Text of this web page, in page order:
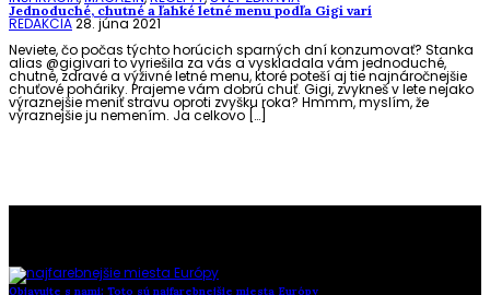
Jednoduché, chutné a ľahké letné menu podľa Gigi varí
REDAKCIA28. júna 2021
Neviete, čo počas týchto horúcich sparných dní konzumovať? Stanka
alias @gigivari to vyriešila za vás a vyskladala vám jednoduché,
chutné, zdravé a výživné letné menu, ktoré poteší aj tie najnáročnejšie
chuťové poháriky. Prajeme vám dobrú chuť. Gigi, zvykneš v lete nejako
výraznejšie meniť stravu oproti zvyšku roka? Hmmm, myslím, že
výraznejšie ju nemením. Ja celkovo […]
Objavujte s nami: Toto sú najfarebnejšie miesta Európy